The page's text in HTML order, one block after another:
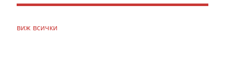
виж всички